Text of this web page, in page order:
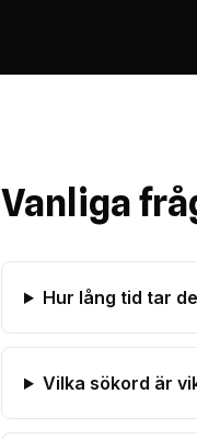
Vanliga
Hur lång tid tar
Vilka sökord är